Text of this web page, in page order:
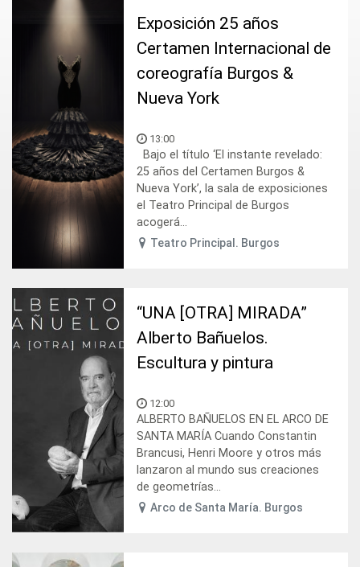
Exposición 25 años
Certamen Internacional de
coreografía Burgos &
Nueva York
13:00
Bajo el título ‘El instante revelado:
25 años del Certamen Burgos &
Nueva York’, la sala de exposiciones
el Teatro Principal de Burgos
acogerá...
Teatro Principal. Burgos
“UNA [OTRA] MIRADA”
Alberto Bañuelos.
Escultura y pintura
12:00
ALBERTO BAÑUELOS EN EL ARCO DE
SANTA MARÍA Cuando Constantin
Brancusi, Henri Moore y otros más
lanzaron al mundo sus creaciones
de geometrías...
Arco de Santa María. Burgos